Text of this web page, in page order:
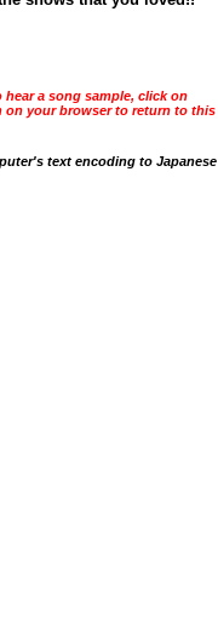
a song sample, click on
on your browser to return to this
text encoding to Japanese